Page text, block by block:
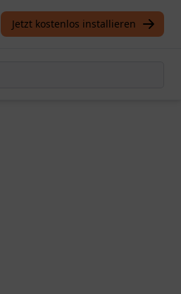
Jetzt kostenlos installieren